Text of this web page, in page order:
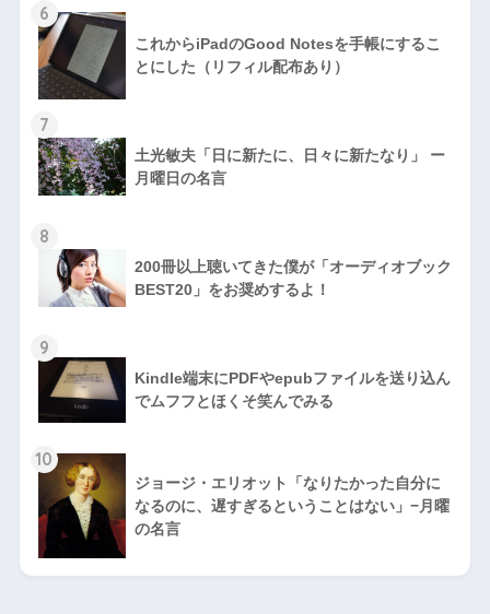
6
これからiPadのGood Notesを手帳にするこ
とにした（リフィル配布あり）
7
土光敏夫「日に新たに、日々に新たなり」 ー
月曜日の名言
8
200冊以上聴いてきた僕が「オーディオブック
BEST20」をお奨めするよ！
9
Kindle端末にPDFやepubファイルを送り込ん
でムフフとほくそ笑んでみる
10
ジョージ・エリオット「なりたかった自分に
なるのに、遅すぎるということはない」−月曜
の名言